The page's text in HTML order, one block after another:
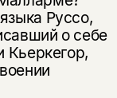
Руссо,
о себе
Кьеркегор,